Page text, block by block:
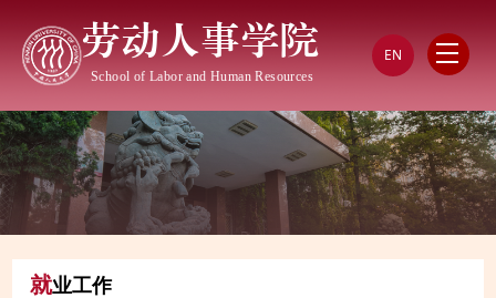
劳动人事学院
School of Labor and Human Resources
EN
就业工作